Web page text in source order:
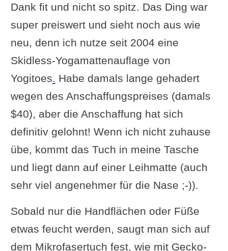
Dank fit und nicht so spitz. Das Ding war
super preiswert und sieht noch aus wie
neu, denn ich nutze seit 2004 eine
Skidless-Yogamattenauflage von
Yogitoes. Habe damals lange gehadert
wegen des Anschaffungspreises (damals
$40), aber die Anschaffung hat sich
definitiv gelohnt! Wenn ich nicht zuhause
übe, kommt das Tuch in meine Tasche
und liegt dann auf einer Leihmatte (auch
sehr viel angenehmer für die Nase ;-)).
Sobald nur die Handflächen oder Füße
etwas feucht werden, saugt man sich auf
dem Mikrofasertuch fest, wie mit Gecko-